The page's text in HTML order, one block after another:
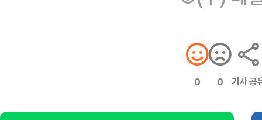
0 0 기사 공